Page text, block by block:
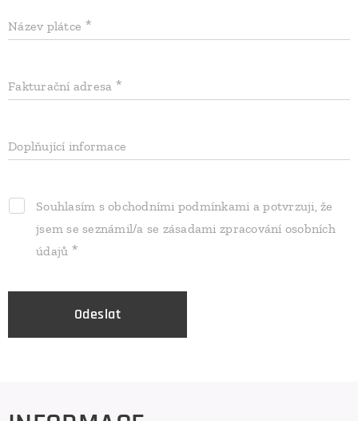
Název plátce
Fakturační adresa
Doplňující informace
Souhlasím s obchodními podmínkami a potvrzuji, že
jsem se seznámil/a se zásadami zpracování osobních
údajů
Odeslat